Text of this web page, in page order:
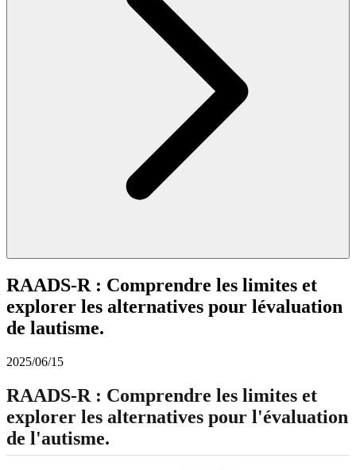
RAADS-R : Comprendre les limites et
explorer les alternatives pour lévaluation
de lautisme.
2025/06/15
RAADS-R : Comprendre les limites et
explorer les alternatives pour l'évaluation
de l'autisme.